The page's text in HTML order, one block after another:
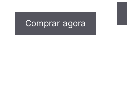
Comprar agora